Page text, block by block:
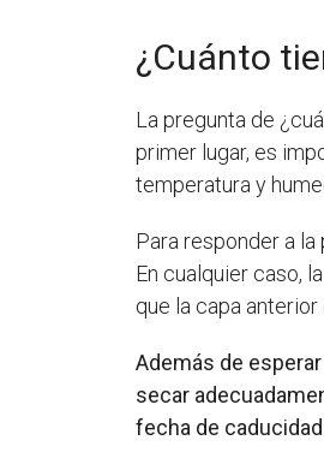
¿Cuánto
La pregunta de
primer lugar, es
temperatura y
Para responder a
En cualquier caso,
que la capa
Además de
secar
fecha de